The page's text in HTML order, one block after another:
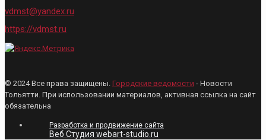
vdmst@yandex.ru
https://vdmst.ru
© 2024 Все права защищены. Городские ведомости - Новости
Тольятти. При использовании материалов, активная ссылка на сайт
обязательна
Разработка и продвижение сайта
Веб Студия webart-studio.ru